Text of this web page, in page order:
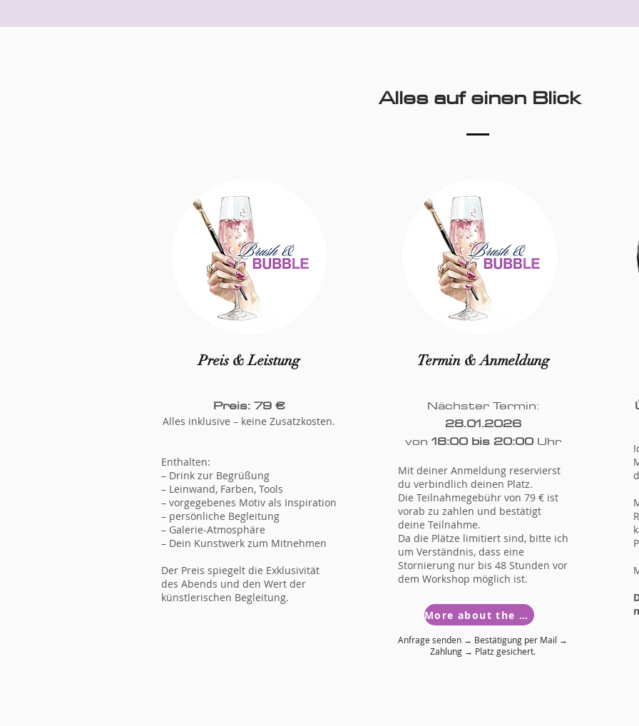
Alles auf einen Blick
Preis & Leistung
Preis: 79 €
Alles inklusive – keine Zusatzkosten.
Enthalten:
– Drink zur Begrüßung
– Leinwand, Farben, Tools
– vorgegebenes Motiv als Inspiration
– persönliche Begleitung
– Galerie-Atmosphäre
– Dein Kunstwerk zum Mitnehmen
Der Preis spiegelt die Exklusivität
des Abends und den Wert der
künstlerischen Begleitung.
Termin & Anmeldung
Nächster Termin:
28.01.2026
von 18:00 bis 20:00 Uhr
Mit deiner Anmeldung reservierst
du verbindlich deinen Platz.
Die Teilnahmegebühr von 79 € ist
vorab zu zahlen und bestätigt
deine Teilnahme.
Da die Plätze limitiert sind, bitte ich
um Verständnis, dass eine
Stornierung nur bis 48 Stunden vor
dem Workshop möglich ist.
More about the artist
Anfrage senden → Bestätigung per Mail →
Zahlung → Platz gesichert.